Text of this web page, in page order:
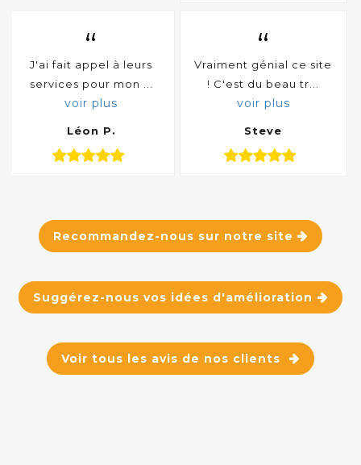
“
J'ai fait appel à leurs
services pour mon ...
voir plus
Léon P.
“
Vraiment génial ce site
! C'est du beau tr...
voir plus
Steve
Recommandez-nous sur notre site
Suggérez-nous vos idées d'amélioration
Voir tous les avis de nos clients